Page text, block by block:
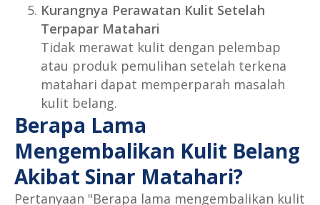
Kurangnya Perawatan Kulit Setelah
Terpapar Matahari
Tidak merawat kulit dengan pelembap
atau produk pemulihan setelah terkena
matahari dapat memperparah masalah
kulit belang.
Berapa Lama
Mengembalikan Kulit Belang
Akibat Sinar Matahari?
Pertanyaan "Berapa lama mengembalikan kulit